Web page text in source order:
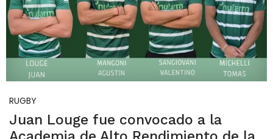
RUGBY
Juan Louge fue convocado a la